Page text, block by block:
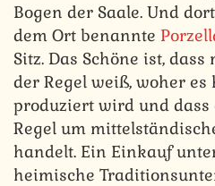
Bogen der Saale. Und
dem Ort benannte
Sitz. Das Schöne ist,
der Regel weiß, woher es
produziert wird und
Regel um
handelt. Ein Einkauf
heimische